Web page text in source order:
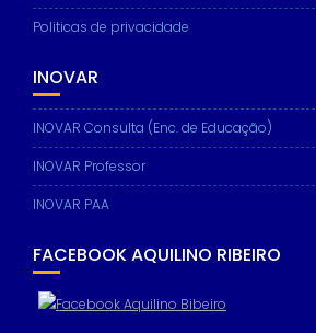
Politicas de privacidade
INOVAR
INOVAR Consulta (Enc. de Educação)
INOVAR Professor
INOVAR PAA
FACEBOOK AQUILINO RIBEIRO
not
optional.
needed for
the website
to function.
In order for
website's
and